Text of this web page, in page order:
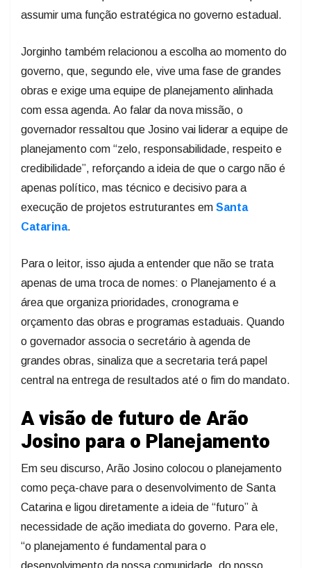
assumir uma função estratégica no governo estadual.
Jorginho também relacionou a escolha ao momento do
governo, que, segundo ele, vive uma fase de grandes
obras e exige uma equipe de planejamento alinhada
com essa agenda. Ao falar da nova missão, o
governador ressaltou que Josino vai liderar a equipe de
planejamento com “zelo, responsabilidade, respeito e
credibilidade”, reforçando a ideia de que o cargo não é
apenas político, mas técnico e decisivo para a
execução de projetos estruturantes em Santa
Catarina.
Para o leitor, isso ajuda a entender que não se trata
apenas de uma troca de nomes: o Planejamento é a
área que organiza prioridades, cronograma e
orçamento das obras e programas estaduais. Quando
o governador associa o secretário à agenda de
grandes obras, sinaliza que a secretaria terá papel
central na entrega de resultados até o fim do mandato.
A visão de futuro de Arão
Josino para o Planejamento
Em seu discurso, Arão Josino colocou o planejamento
como peça-chave para o desenvolvimento de Santa
Catarina e ligou diretamente a ideia de “futuro” à
necessidade de ação imediata do governo. Para ele,
“o planejamento é fundamental para o